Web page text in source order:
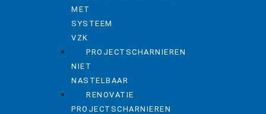
MET
SYSTEEM
VZK
PROJECTSCHARNIEREN
NIET
NASTELBAAR
RENOVATIE
PROJECTSCHARNIEREN